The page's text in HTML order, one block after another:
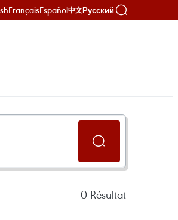
FrançaisEspañol中文Русский
0 Résultat